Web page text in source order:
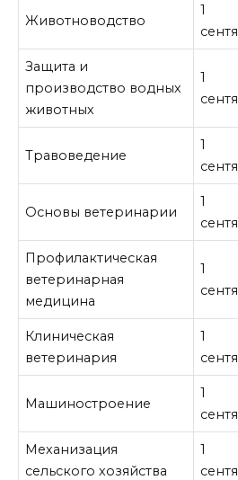
Животноводство
1
Защита и
производство водных
животных
1
Травоведение
1
Основы ветеринарии
1
Профилактическая
ветеринарная
медицина
1
Клиническая
ветеринария
1
Машиностроение
1
Механизация
сельского хозяйства
1